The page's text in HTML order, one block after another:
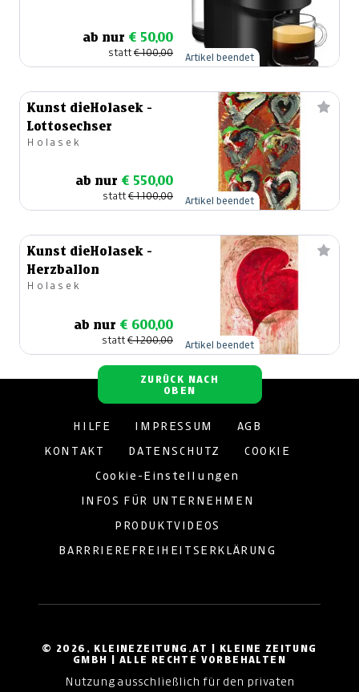
ab nur € 50,00
statt€ 100,00 Artikel beendet
Kunst dieHolasek -
Lottosechser
Holasek
ab nur € 550,00
statt€ 1.100,00 Artikel beendet
Kunst dieHolasek -
Herzballon
Holasek
ab nur € 600,00
statt€ 1.200,00 Artikel beendet
ZURÜCK NACH
OBEN
© 2026, KLEINEZEITUNG.AT | KLEINE ZEITUNG
GMBH | ALLE RECHTE VORBEHALTEN
Nutzung ausschließlich für den privaten
HILFE IMPRESSUM AGB
KONTAKT DATENSCHUTZ COOKIE
Cookie-Einstellungen
INFOS FÜR UNTERNEHMEN
PRODUKTVIDEOS
BARRRIEREFREIHEITSERKLÄRUNG